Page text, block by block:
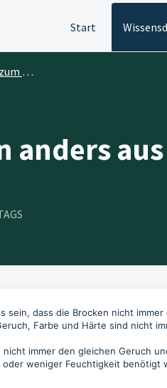
Start
anders
sein, dass die Brocken nicht
Farbe und Härte sind nicht
immer den gleichen Geruch
weniger Feuchtigkeit benötigt